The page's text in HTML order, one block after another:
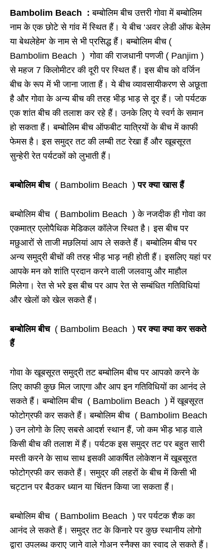
Bambolim Beach : बम्बोलिम बीच उत्तरी गोवा में बम्बोलिम
नाम के एक छोटे से गांव में स्थित हैं। ये बीच ‘अवर लेडी ऑफ बेलेम
या बेथलेहेम’ के नाम से भी प्रसिद्ध हैं। बम्बोलिम बीच (
Bambolim Beach ) गोवा की राजधानी पणजी ( Panjim )
से महज 7 किलोमीटर की दूरी पर स्थित हैं। इस बीच को वर्जिन
बीच के रूप में भी जाना जाता हैं। ये बीच व्यावसायीकरण से अछूता
है और गोवा के अन्य बीच की तरह भीड़ भाड़ से दूर हैं। जो पर्यटक
एक शांत बीच की तलाश कर रहे हैं। उनके लिए ये स्वर्ग के समान
हो सकता हैं। बम्बोलिम बीच ऑफबीट यात्रियों के बीच में काफी
फेमस है। इस समुद्र तट की लम्बी तट रेखा हैं और खूबसूरत
सुन्हेरी रेत पर्यटकों को लुभाती हैं।
बम्बोलिम बीच ( Bambolim Beach )पर क्या खास हैं
बम्बोलिम बीच ( Bambolim Beach ) के नजदीक ही गोवा का
एकमात्र एलोपैथिक मेडिकल कॉलेज स्थित है। इस बीच पर
मछुआरों से ताजी मछलियां आप ले सकते हैं। बम्बोलिम बीच पर
अन्य समुद्री बीचों की तरह भीड़ भाड़ नही होती हैं। इसलिए यहां पर
आपके मन को शांति प्रदान करने वाली जलवायु और माहौल
मिलेगा। रेत से भरे इस बीच पर आप रेत से सम्बंधित गतिविधियां
और खेलों को खेल सकते हैं।
बम्बोलिम बीच ( Bambolim Beach )पर क्या क्या कर सकते
हैं
गोवा के खूबसूरत समुद्री तट बम्बोलिम बीच पर आपको करने के
लिए काफी कुछ मिल जाएगा और आप इन गतिविधियों का आनंद ले
सकते हैं। बम्बोलिम बीच ( Bambolim Beach ) में खूबसूरत
फोटोग्रफी कर सकते हैं। बम्बोलिम बीच ( Bambolim Beach
) उन लोगो के लिए सबसे आदर्श स्थान हैं,जो कम भीड़ भाड़ वाले
किसी बीच की तलाश में हैं। पर्यटक इस समुद्र तट पर बहुत सारी
मस्ती करने के साथ साथ इसकी आकर्षित लोकेशन में खूबसूरत
फोटोग्रफी कर सकते हैं। समुद्र की लहरों के बीच में किसी भी
चट्टान पर बैठकर ध्यान या चिंतन किया जा सकता हैं।
बम्बोलिम बीच ( Bambolim Beach ) पर पर्यटक शैक का
आनंद ले सकते हैं। समुद्र तट के किनारे पर कुछ स्थानीय लोगो
द्वारा उपलब्ध कराए जाने वाले गोअन स्नैक्स का स्वाद ले सकते हैं।